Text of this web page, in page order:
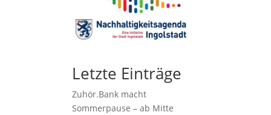
Letzte Einträge
Zuhör.Bank macht
Sommerpause – ab Mitte